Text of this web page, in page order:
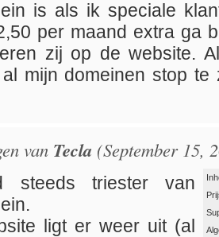
is als ik speciale
per maand extra ga
zij op de website.
mijn domeinen stop te
van Tecla (September 15,
steeds triester van
ligt er weer uit (al